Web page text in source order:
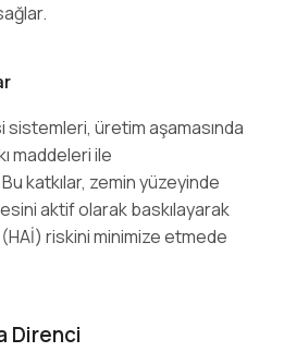
üretim aşamasında
maddeleri ile
katkılar, zemin yüzeyinde
aktif olarak baskılayarak
riskini minimize etmede
Direnci